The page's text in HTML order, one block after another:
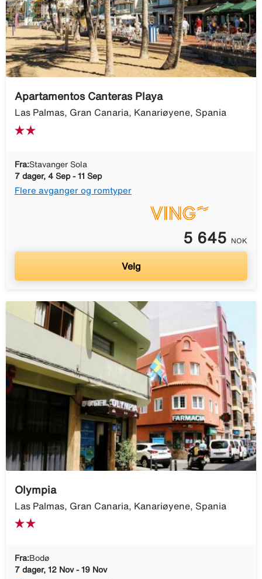
Apartamentos Canteras Playa
Las Palmas, Gran Canaria, Kanariøyene, Spania
Fra:Stavanger Sola
7 dager, 4 Sep - 11 Sep
Flere avganger og romtyper
5 645 NOK
Velg
Olympia
Las Palmas, Gran Canaria, Kanariøyene, Spania
Fra:Bodø
7 dager, 12 Nov - 19 Nov